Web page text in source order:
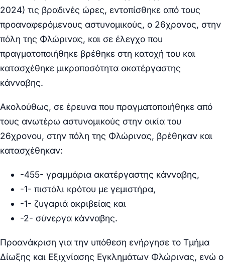
2024) τις βραδινές ώρες, εντοπίσθηκε από τους
προαναφερόμενους αστυνομικούς, ο 26χρονος, στην
πόλη της Φλώρινας, και σε έλεγχο που
πραγματοποιήθηκε βρέθηκε στη κατοχή του και
κατασχέθηκε μικροποσότητα ακατέργαστης
κάνναβης.
Ακολούθως, σε έρευνα που πραγματοποιήθηκε από
τους ανωτέρω αστυνομικούς στην οικία του
26χρονου, στην πόλη της Φλώρινας, βρέθηκαν και
κατασχέθηκαν:
-455- γραμμάρια ακατέργαστης κάνναβης,
-1- πιστόλι κρότου με γεμιστήρα,
-1- ζυγαριά ακριβείας και
-2- σύνεργα κάνναβης.
Προανάκριση για την υπόθεση ενήργησε το Τμήμα
Δίωξης και Εξιχνίασης Εγκλημάτων Φλώρινας, ενώ ο